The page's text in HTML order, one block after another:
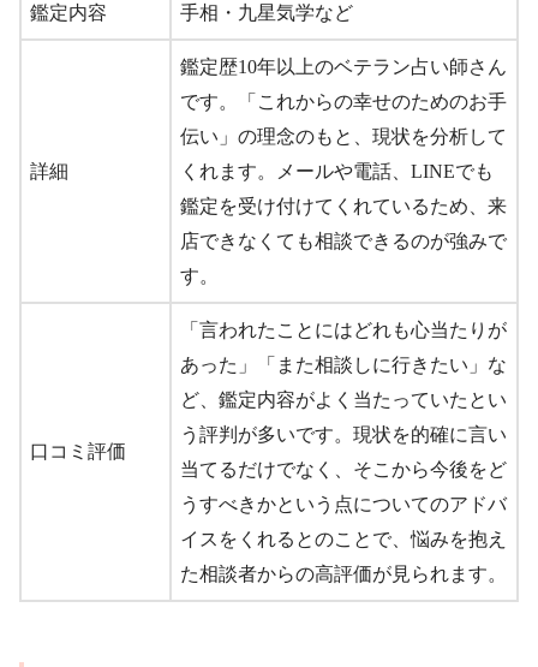
鑑定内容 手相・九星気学など
詳細
鑑定歴10年以上のベテラン占い師さん
です。「これからの幸せのためのお手
伝い」の理念のもと、現状を分析して
くれます。メールや電話、LINEでも
鑑定を受け付けてくれているため、来
店できなくても相談できるのが強みで
す。
口コミ評価
「言われたことにはどれも心当たりが
あった」「また相談しに行きたい」な
ど、鑑定内容がよく当たっていたとい
う評判が多いです。現状を的確に言い
当てるだけでなく、そこから今後をど
うすべきかという点についてのアドバ
イスをくれるとのことで、悩みを抱え
た相談者からの高評価が見られます。